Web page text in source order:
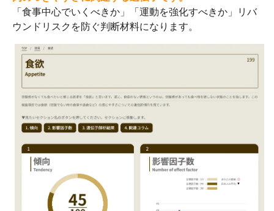
「食事中心でいくべきか」「運動を強化すべきか」リバ
ウンドリスクを防ぐ判断材料になります。